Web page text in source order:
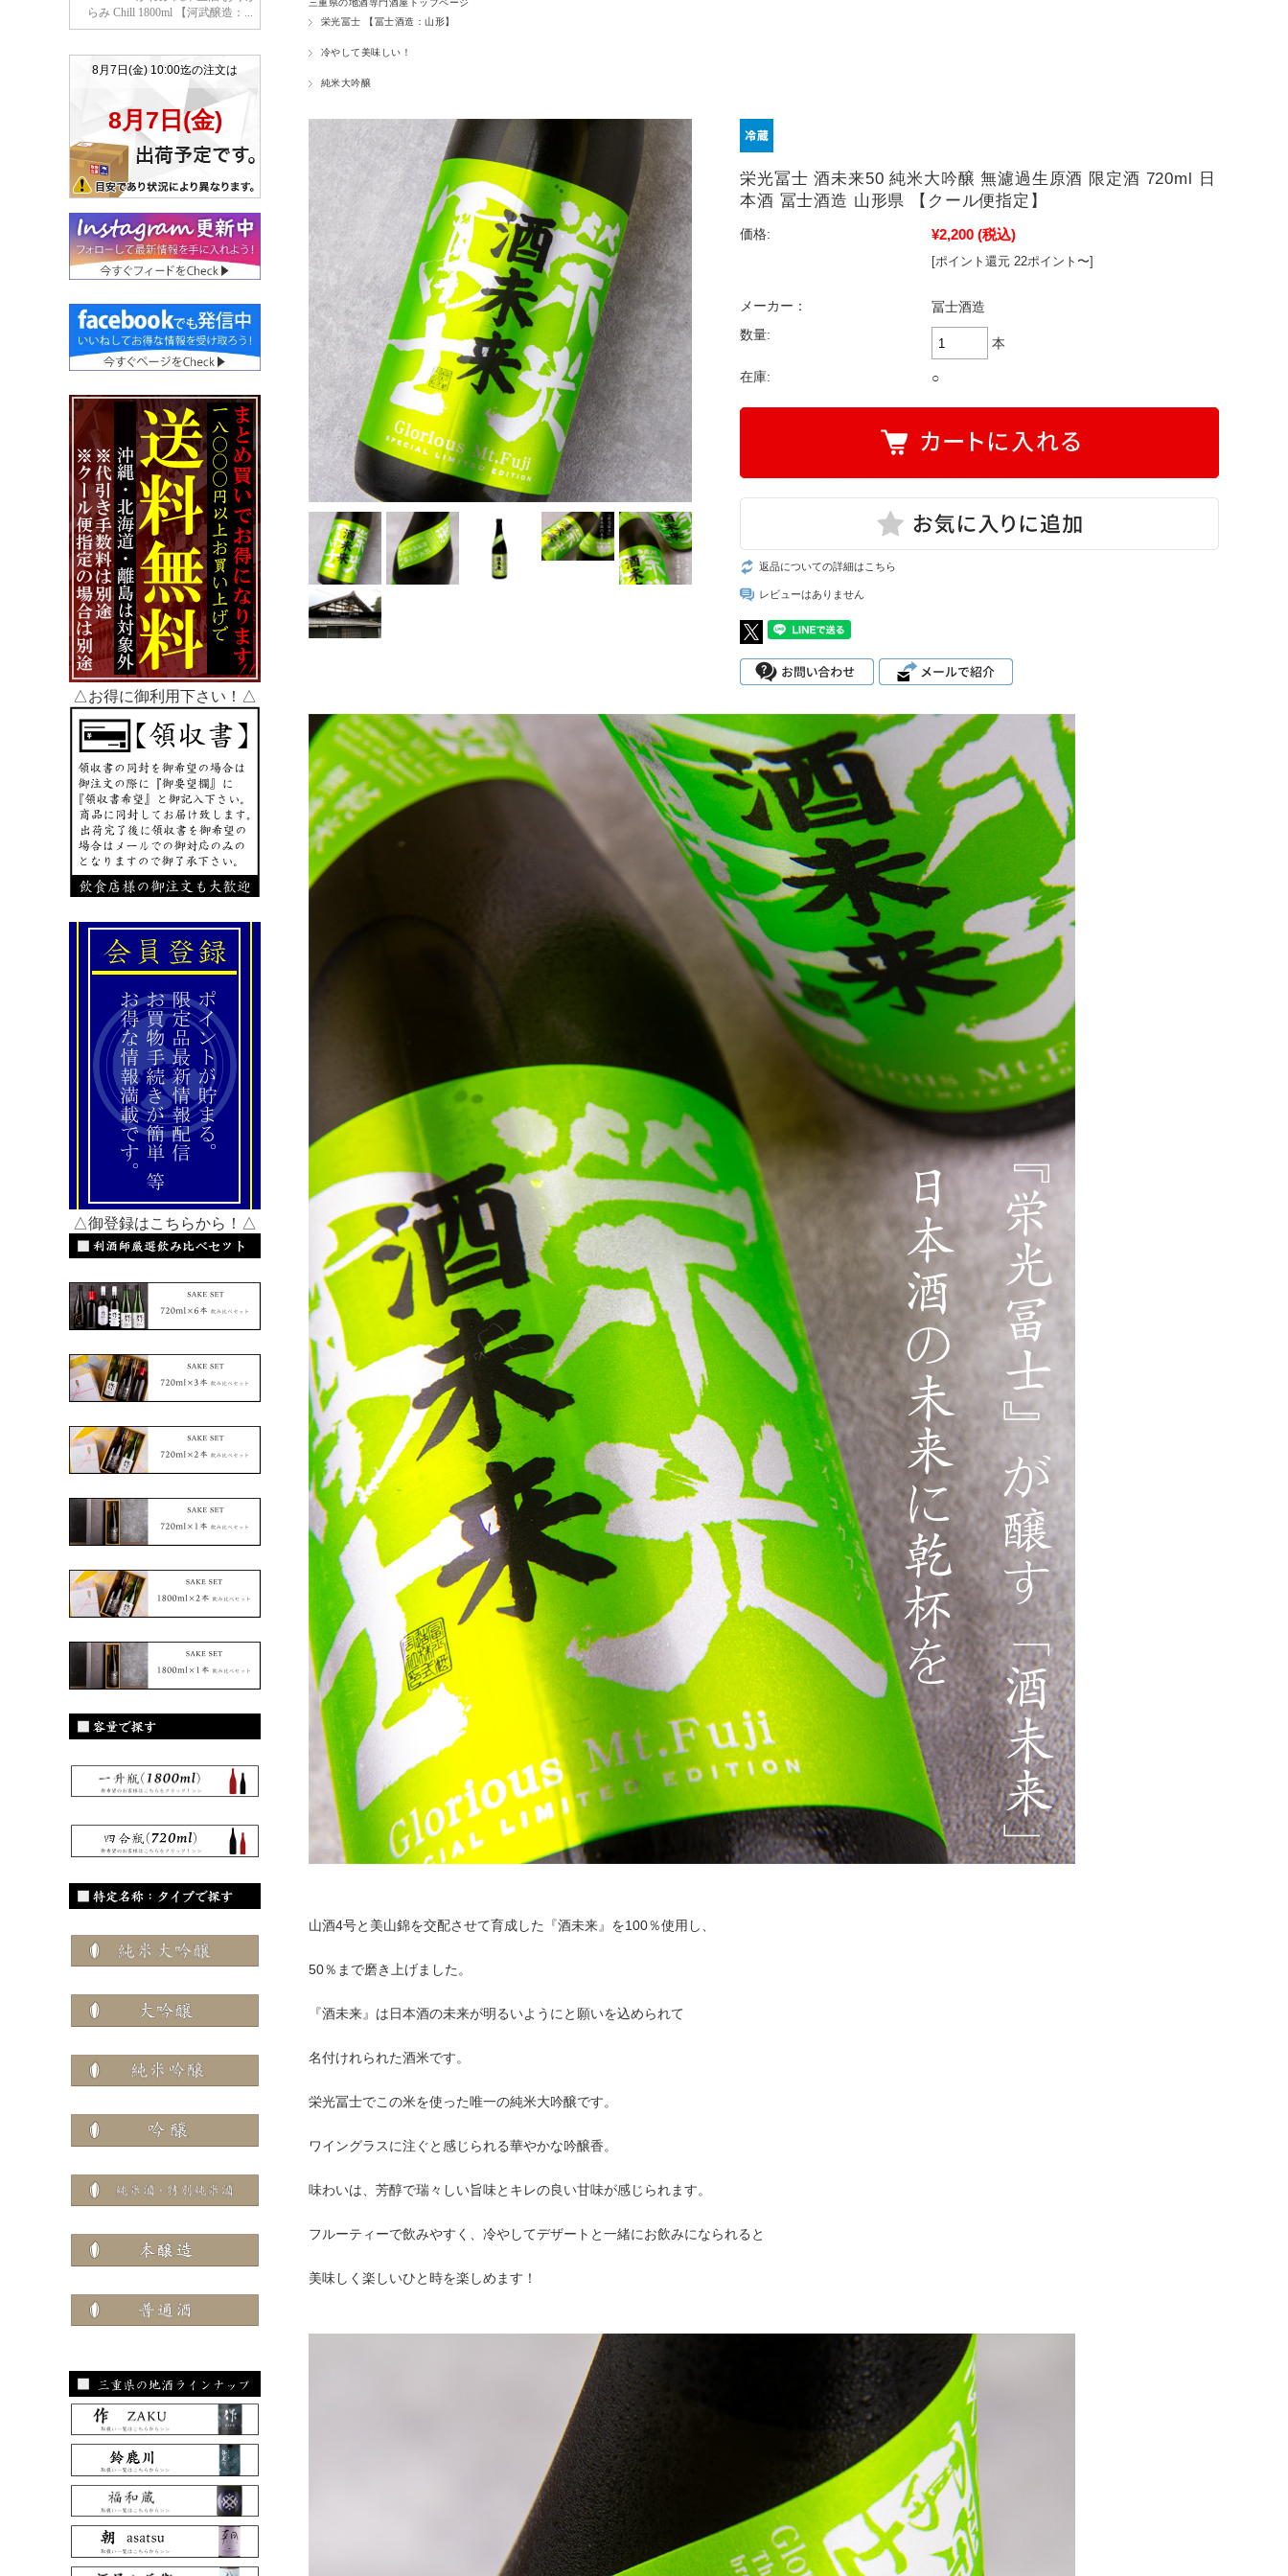
三重県の地酒専門酒屋トップページ
栄光冨士 【冨士酒造：山形】
冷やして美味しい！
純米大吟醸
栄光冨士 酒未来50 純米大吟醸 無濾過生原酒 限定酒 720ml 日
本酒 冨士酒造 山形県 【クール便指定】
価格: ¥2,200 (税込)
[ポイント還元 22ポイント〜]
メーカー：
冨士酒造
数量:
本
在庫: ○
返品についての詳細はこちら
レビューはありません
山酒4号と美山錦を交配させて育成した『酒未来』を100％使用し、
50％まで磨き上げました。
『酒未来』は日本酒の未来が明るいようにと願いを込められて
名付けれられた酒米です。
栄光冨士でこの米を使った唯一の純米大吟醸です。
ワイングラスに注ぐと感じられる華やかな吟醸香。
味わいは、芳醇で瑞々しい旨味とキレの良い甘味が感じられます。
フルーティーで飲みやすく、冷やしてデザートと一緒にお飲みになられると
美味しく楽しいひと時を楽しめます！
△お得に御利用下さい！△
△御登録はこちらから！△